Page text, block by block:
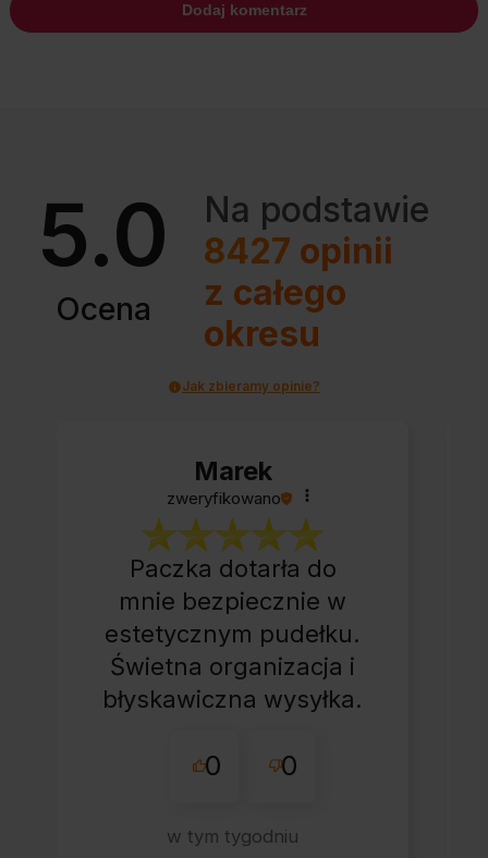
5.0
Ocena
Na podstawie
8427 opinii
z całego
okresu
Jak zbieramy opinie?
Marek
zweryfikowano
Paczka dotarła do
mnie bezpiecznie w
estetycznym pudełku.
Świetna organizacja i
błyskawiczna wysyłka.
sklepu nie pierwszy
wszystko perfekt.
0 0
w tym tygodniu